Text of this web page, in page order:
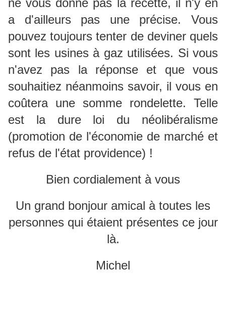
ne vous donne pas la recette, il n'y en
a d'ailleurs pas une précise. Vous
pouvez toujours tenter de deviner quels
sont les usines à gaz utilisées. Si vous
n'avez pas la réponse et que vous
souhaitiez néanmoins savoir, il vous en
coûtera une somme rondelette. Telle
est la dure loi du néolibéralisme
(promotion de l'économie de marché et
refus de l'état providence) !
Bien cordialement à vous
Un grand bonjour amical à toutes les
personnes qui étaient présentes ce jour
là.
Michel